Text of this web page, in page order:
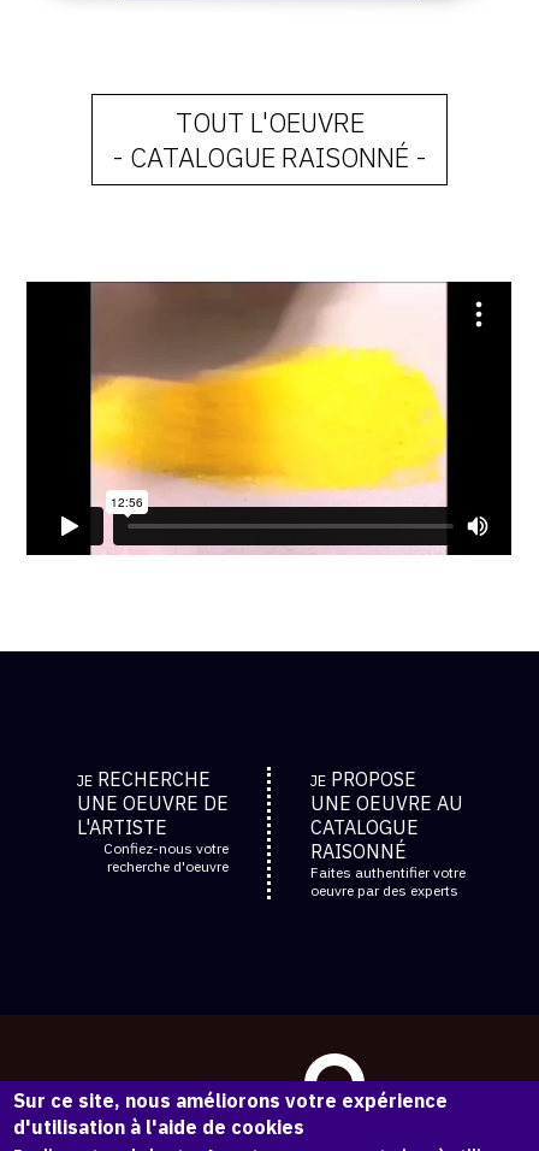
TOUT L'OEUVRE
- CATALOGUE RAISONNÉ -
JE RECHERCHE
UNE OEUVRE DE
L'ARTISTE
Confiez-nous votre
recherche d'oeuvre
JEPROPOSE
UNE OEUVRE AU
CATALOGUE
RAISONNÉ
Faites authentifier votre
oeuvre par des experts
ACCÉDER
Sur ce site, nous améliorons votre expérience
d'utilisation à l'aide de cookies